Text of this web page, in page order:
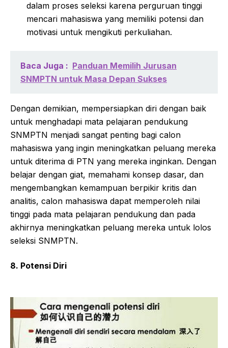
dalam proses seleksi karena perguruan tinggi
mencari mahasiswa yang memiliki potensi dan
motivasi untuk mengikuti perkuliahan.
Baca Juga : Panduan Memilih Jurusan
SNMPTN untuk Masa Depan Sukses
Dengan demikian, mempersiapkan diri dengan baik
untuk menghadapi mata pelajaran pendukung
SNMPTN menjadi sangat penting bagi calon
mahasiswa yang ingin meningkatkan peluang mereka
untuk diterima di PTN yang mereka inginkan. Dengan
belajar dengan giat, memahami konsep dasar, dan
mengembangkan kemampuan berpikir kritis dan
analitis, calon mahasiswa dapat memperoleh nilai
tinggi pada mata pelajaran pendukung dan pada
akhirnya meningkatkan peluang mereka untuk lolos
seleksi SNMPTN.
8. Potensi Diri